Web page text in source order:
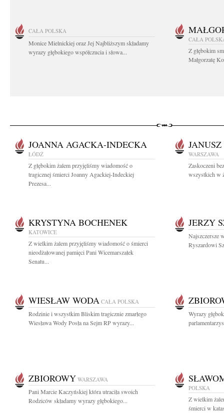
CAŁA POLSKA
Monice Mielnickiej oraz Jej Najbliższym składamy
wyrazy głębokiego współczucia i słowa...
CAŁA
Z głębokim
Małgorzatę
JOANNA AGACKA-INDECKA
ŁÓDŹ
Z głębokim żalem przyjęliśmy wiadomość o
tragicznej śmierci Joanny Agackiej-Indeckiej
Prezesa...
WARSZAWA
Zaskoczeni
wszystkich w
KRYSTYNA BOCHENEK
KATOWICE
Z wielkim żalem przyjęliśmy wiadomość o śmierci
nieodżałowanej pamięci Pani Wicemarszałek
Senatu...
JERZY
Najszczersze
Ryszardowi
WIESŁAW WODA CAŁA POLSKA
Rodzinie i wszystkim Bliskim tragicznie zmarłego
Wiesława Wody Posła na Sejm RP wyrazy...
Wyrazy
ZBIOROWY WARSZAWA
Pani Marcie Kaczyńskiej która utraciła swoich
Rodziców składamy wyrazy głębokiego...
POLSKA
Z wielkim
śmierci w